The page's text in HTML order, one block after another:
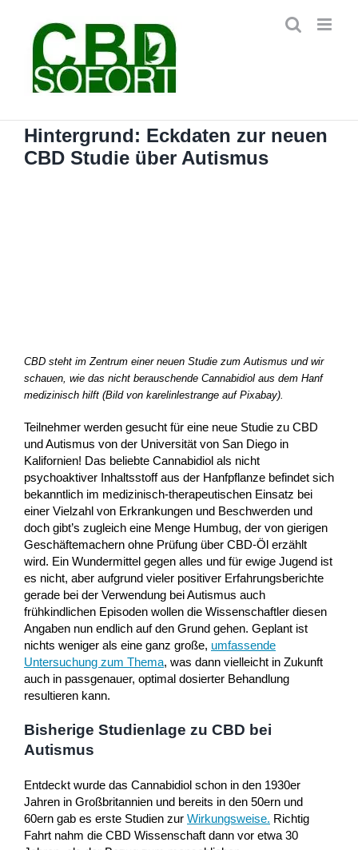
springen
Hintergrund: Eckdaten zur neuen
CBD Studie über Autismus
CBD steht im Zentrum einer neuen Studie zum Autismus und wir
schauen, wie das nicht berauschende Cannabidiol aus dem Hanf
medizinisch hilft (Bild von karelinlestrange auf Pixabay).
Teilnehmer werden gesucht für eine neue Studie zu CBD
und Autismus von der Universität von San Diego in
Kalifornien! Das beliebte Cannabidiol als nicht
psychoaktiver Inhaltsstoff aus der Hanfpflanze befindet sich
bekanntlich im medizinisch-therapeutischen Einsatz bei
einer Vielzahl von Erkrankungen und Beschwerden und
doch gibt’s zugleich eine Menge Humbug, der von gierigen
Geschäftemachern ohne Prüfung über CBD-Öl erzählt
wird. Ein Wundermittel gegen alles und für ewige Jugend ist
es nicht, aber aufgrund vieler positiver Erfahrungsberichte
gerade bei der Verwendung bei Autismus auch
frühkindlichen Episoden wollen die Wissenschaftler diesen
Angaben nun endlich auf den Grund gehen. Geplant ist
nichts weniger als eine ganz große, umfassende
Untersuchung zum Thema, was dann vielleicht in Zukunft
auch in passgenauer, optimal dosierter Behandlung
resultieren kann.
Bisherige Studienlage zu CBD bei
Autismus
Entdeckt wurde das Cannabidiol schon in den 1930er
Jahren in Großbritannien und bereits in den 50ern und
60ern gab es erste Studien zur Wirkungsweise. Richtig
Fahrt nahm die CBD Wissenschaft dann vor etwa 30